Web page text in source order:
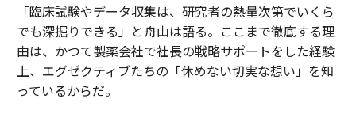
「臨床試験やデータ収集は、研究者の熱量次第でいくら
でも深掘りできる」と舟山は語る。ここまで徹底する理
由は、かつて製薬会社で社長の戦略サポートをした経験
上、エグゼクティブたちの「休めない切実な想い」を知
っているからだ。